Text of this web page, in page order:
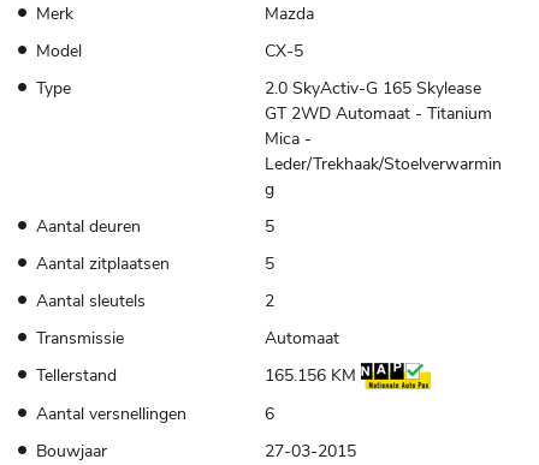
Merk
Mazda
Model
CX-5
Type
2.0 SkyActiv-G 165 Skylease
GT 2WD Automaat - Titanium
Mica -
Leder/Trekhaak/Stoelverwarmin
g
Aantal deuren
5
Aantal zitplaatsen
5
Aantal sleutels
2
Transmissie
Automaat
Tellerstand
165.156 KM
Aantal versnellingen
6
Bouwjaar
27-03-2015